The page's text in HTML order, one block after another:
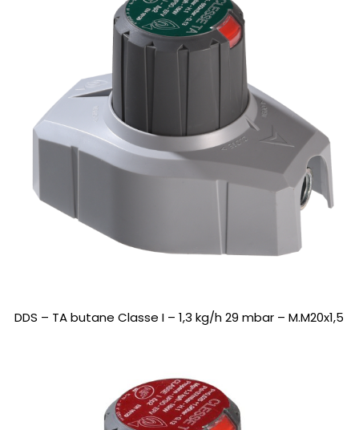
DDS – TA butane Classe I – 1,3 kg/h 29 mbar – M.M20x1,5